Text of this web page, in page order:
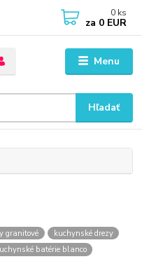
Menu
Hľadať
0 ks
za 0 EUR
granitové
kuchynské drezy
batérie blanco